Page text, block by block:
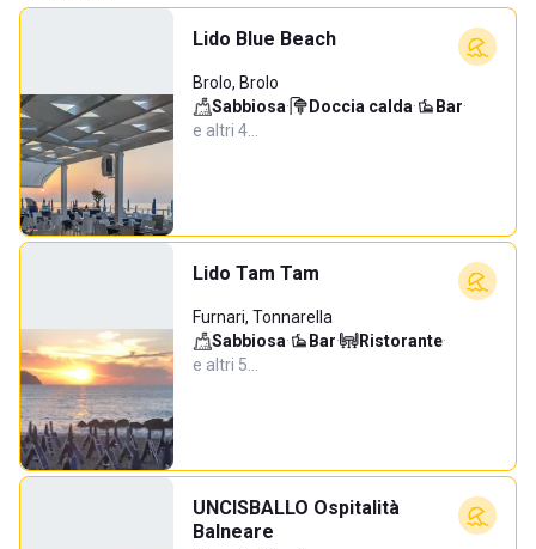
Lido Blue Beach
Brolo, Brolo
Sabbiosa· Doccia calda· Bar·
e altri 4…
Lido Tam Tam
Furnari, Tonnarella
Sabbiosa· Bar· Ristorante·
e altri 5…
UNCISBALLO Ospitalità
Balneare